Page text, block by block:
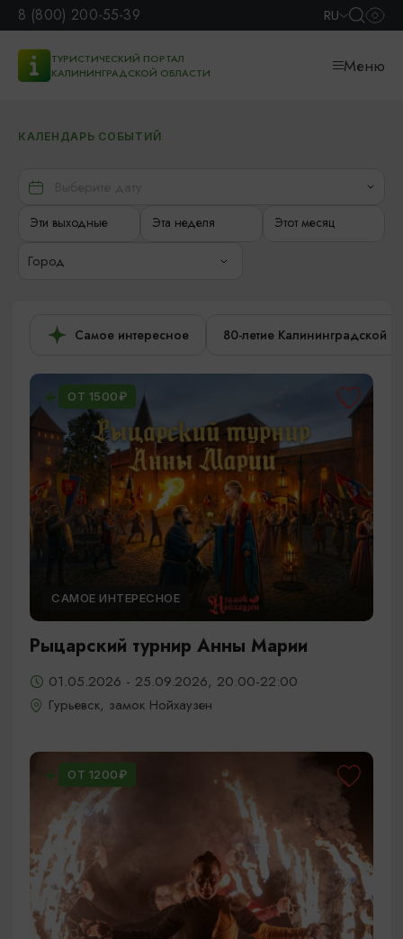
8 (800) 200-55-39 RU
ТУРИСТИЧЕСКИЙ ПОРТАЛ
КАЛИНИНГРАДСКОЙ ОБЛАСТИ
Меню
КАЛЕНДАРЬ СОБЫТИЙ
Эти выходные Эта неделя Этот месяц
Город
Самое интересное 80-летие Калининградской
ОТ 1500₽
САМОЕ ИНТЕРЕСНОЕ
Рыцарский турнир Анны Марии
01.05.2026 - 25.09.2026, 20:00-22:00
Гурьевск, замок Нойхаузен
ОТ 1200₽